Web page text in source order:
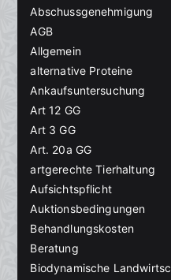
Abschussgenehmigung
AGB
Allgemein
alternative Proteine
Ankaufsuntersuchung
Art 12 GG
Art 3 GG
Art. 20a GG
artgerechte Tierhaltung
Aufsichtspflicht
Auktionsbedingungen
Behandlungskosten
Beratung
Biodynamische